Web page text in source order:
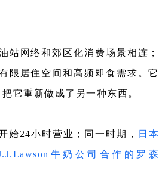
站网络和郊区化消费场景相连；
限居住空间和高频即食需求。它
它重新做成了另一种东西。
始24小时营业；同一时期，
日本
牛奶公司合作的罗森